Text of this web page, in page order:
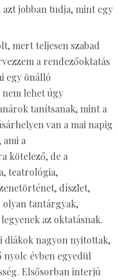
jobban tudja, mint egy
mert teljesen szabad
a rendezőoktatás
egy önálló
lehet úgy
tanítsanak, mint a
van a mai napig
a
kötelező, de a
teatrológia,
díszlet,
olyan tantárgyak,
az oktatásnak.
diákok nagyon nyitottak,
nyolc évben egyedül
Elsősorban interjú